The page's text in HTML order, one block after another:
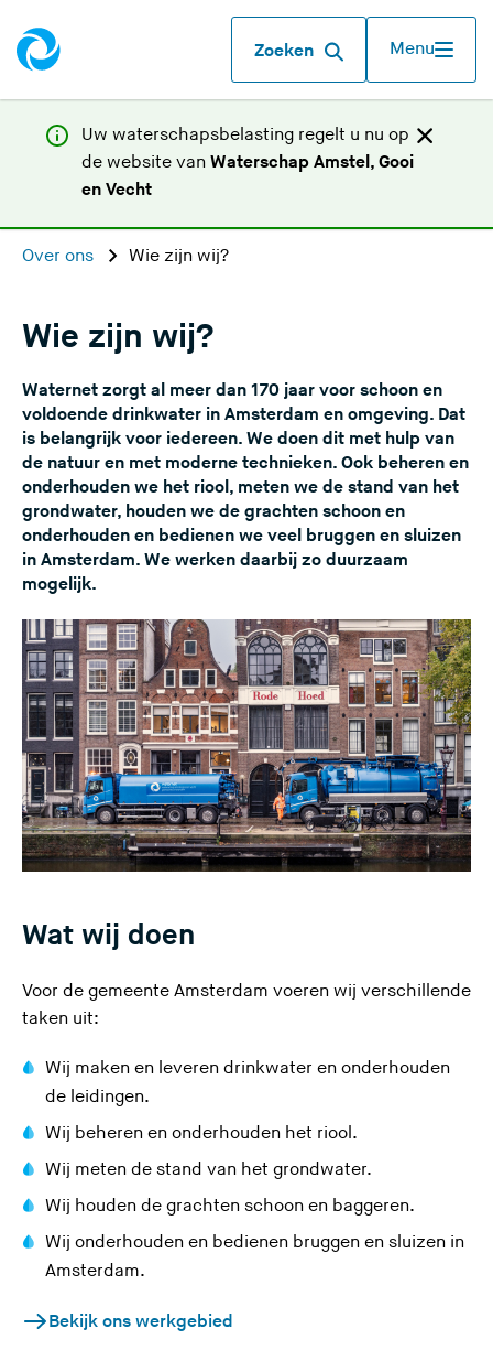
Zoeken Menu
Uw waterschapsbelasting regelt u nu op
de website van Waterschap Amstel, Gooi
en Vecht(
l
a
a
t
d
e
z
e
s
e
)
Over ons Wie zijn wij?
Wie zijn wij?
Waternet zorgt al meer dan 170 jaar voor schoon en
voldoende drinkwater in Amsterdam en omgeving. Dat
is belangrijk voor iedereen. We doen dit met hulp van
de natuur en met moderne technieken. Ook beheren en
onderhouden we het riool, meten we de stand van het
grondwater, houden we de grachten schoon en
onderhouden en bedienen we veel bruggen en sluizen
in Amsterdam. We werken daarbij zo duurzaam
mogelijk.
Wat wij doen
Voor de gemeente Amsterdam (
e
l
a
t
d
voeren wij verschillende
taken uit:
Wij maken en leveren drinkwater en onderhouden
de leidingen.
Wij beheren en onderhouden het riool.
Wij meten de stand van het grondwater.
Wij houden de grachten schoon en baggeren.
Wij onderhouden en bedienen bruggen en sluizen in
Amsterdam.
Bekijk ons werkgebied